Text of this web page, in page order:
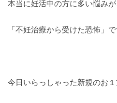
本当に妊活中の方に多い悩みが
「不妊治療から受けた恐怖」で
今日いらっしゃった新規のお１